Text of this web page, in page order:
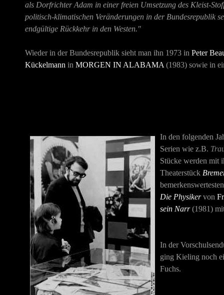
als Dorfrichter Adam in einer freien Umsetzung des Kleist-
politisch-klimatischen Veränderungen in der Bundesrepublik
endgültige Rückkehr in den Westen."
Wieder in der Bundesrepublik sieht man ihn 1973 in Peter
Kückelmann in MORGEN IN ALABAMA (1983) sowie in
In den folgenden
Serien wie z.B.
Stücke werden mit
Theaterstück
Die Physikervon
sein Narr(1981)
In der
ging Kieling noch
Fuchs.